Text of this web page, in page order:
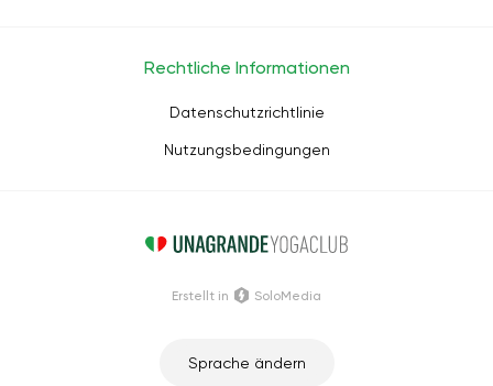
Rechtliche Informationen
Datenschutzrichtlinie
Nutzungsbedingungen
Sprache ändern
Erstellt in SoloMedia